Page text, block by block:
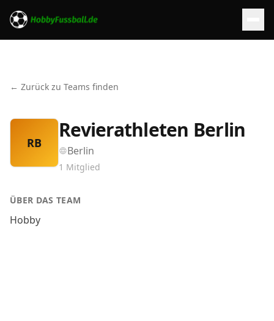
← Zurück zu Teams finden
RB
Revierathleten Berlin
Berlin
1 Mitglied
ÜBER DAS TEAM
Hobby